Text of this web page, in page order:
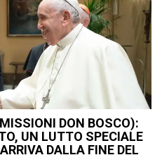
DON BOSCO):
UN LUTTO SPECIALE
DALLA FINE DEL